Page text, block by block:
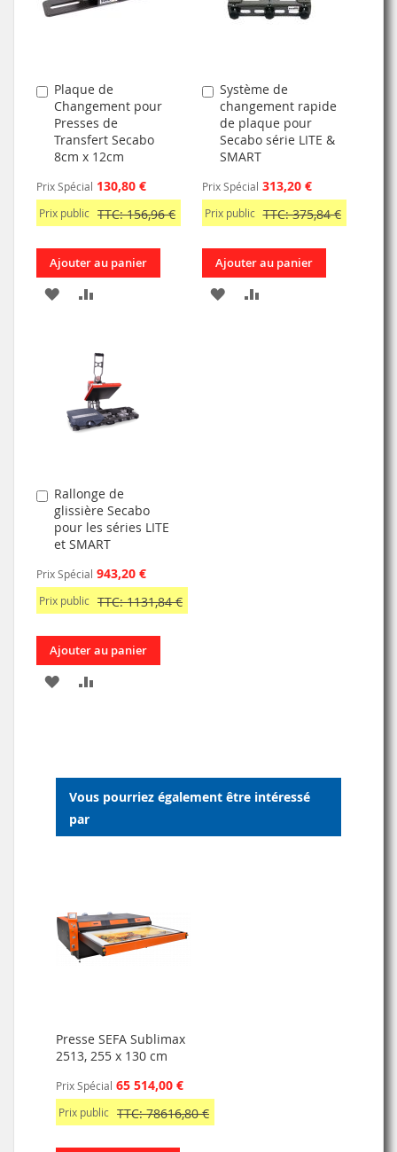
D’ENVIE D’ENVIE
Plaque de
Changement pour
Presses de
Transfert Secabo
8cm x 12cm
Prix Spécial 130,80 €
Prix public TTC: 156,96 €
Ajouter
au
panier
Ajouter au panier
AJOUTER
LISTE
D’ENVIE
COMPARATEUR
Système de
changement rapide
de plaque pour
Secabo série LITE &
SMART
Prix Spécial 313,20 €
Prix public TTC: 375,84 €
Ajouter
au
panier
Ajouter au panier
AJOUTER
Rallonge de
glissière Secabo
pour les séries LITE
et SMART
Prix Spécial 943,20 €
Prix public TTC: 1131,84 €
Ajouter
au
panier
Ajouter au panier
AJOUTER
D’ENVIE
Vous pourriez également être intéressé
par
Presse SEFA Sublimax
2513, 255 x 130 cm
Prix Spécial 65 514,00 €
Prix public TTC: 78616,80 €